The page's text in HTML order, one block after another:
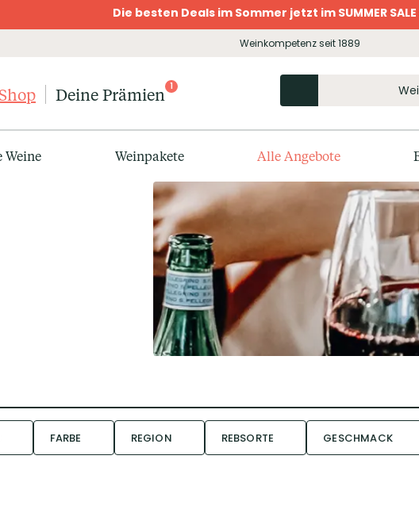
Die besten Deals im Sommer jetzt im SUMMER
Weinkompetenz seit 1889
Deine Prämien 1
Weine Weinpakete Alle Angebote
FARBE REGION REBSORTE GESCHMACK